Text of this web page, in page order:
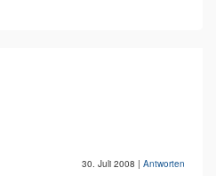
30. Juli 2008 | Antworten